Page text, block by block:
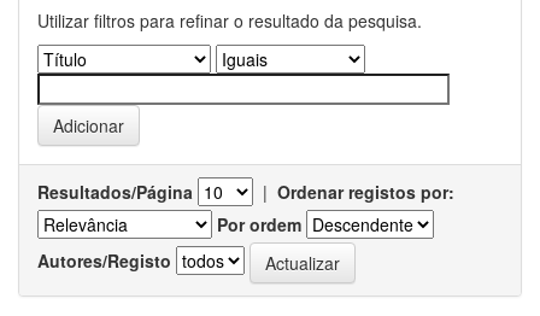
Utilizar filtros para refinar o resultado da pesquisa.
Resultados/Página | Ordenar registos por:
Por ordem
Autores/Registo